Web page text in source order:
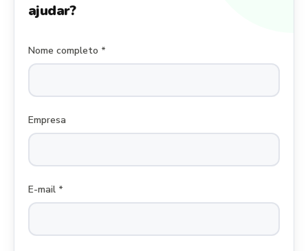
ajudar?
Nome completo *
Empresa
E-mail *